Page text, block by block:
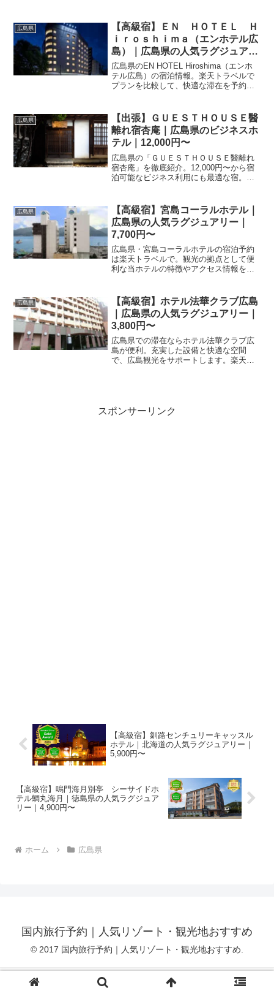
広島県
【高級宿】ＥＮ ＨＯＴＥＬ Ｈ
ｉｒｏｓｈｉｍａ（エンホテル広
島）｜広島県の人気ラグジュアリ
ー｜2,350円〜
広島県のEN HOTEL Hiroshima（エンホ
テル広島）の宿泊情報。楽天トラベルで
プランを比較して、快適な滞在を予約し
だけます。
広島県
【出張】ＧＵＥＳＴＨＯＵＳＥ醫
離れ宿杏庵｜広島県のビジネスホ
テル｜12,000円〜
広島県の「ＧＵＥＳＴＨＯＵＳＥ醫離れ
宿杏庵」を徹底紹介。12,000円〜から宿
泊可能なビジネス利用にも最適な宿。ア
広島県
【高級宿】宮島コーラルホテル｜
広島県の人気ラグジュアリー｜
7,700円〜
広島県・宮島コーラルホテルの宿泊予約
は楽天トラベルで。観光の拠点として便
利な当ホテルの特徴やアクセス情報を掲
過ごしください。
広島県
【高級宿】ホテル法華クラブ広島
｜広島県の人気ラグジュアリー｜
3,800円〜
広島県での滞在ならホテル法華クラブ広
島が便利。充実した設備と快適な空間
で、広島観光をサポートします。楽天ト
スポンサーリンク
【高級宿】釧路センチュリーキャッスル
ホテル｜北海道の人気ラグジュアリー｜
5,900円〜
【高級宿】鳴門海月別亭 シーサイドホ
テル鯛丸海月｜徳島県の人気ラグジュア
リー｜4,900円〜
ホーム 広島県
国内旅行予約｜人気リゾート・観光地おすすめ
© 2017 国内旅行予約｜人気リゾート・観光地おすすめ.
プライバシーポリシー アフィリエイト免責事項